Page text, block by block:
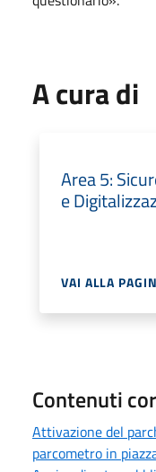
A cura di
Area 5:
e
VAI ALLA
Contenuti
Attivazione del
parcometro in